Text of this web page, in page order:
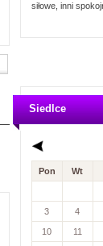
siłowe, inni
Siedlce
Pon Wt
3 4
10 11